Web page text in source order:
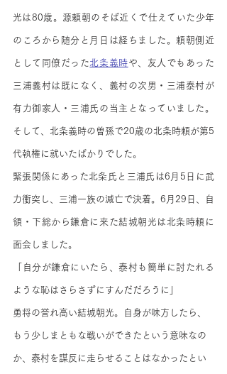
光は80歳。源頼朝のそば近くで仕えていた少年
のころから随分と月日は経ちました。頼朝側近
として同僚だった北条義時や、友人でもあった
三浦義村は既になく、義村の次男・三浦泰村が
有力御家人・三浦氏の当主となっていました。
そして、北条義時の曽孫で20歳の北条時頼が第5
代執権に就いたばかりでした。
緊張関係にあった北条氏と三浦氏は6月5日に武
力衝突し、三浦一族の滅亡で決着。6月29日、自
領・下総から鎌倉に来た結城朝光は北条時頼に
面会しました。
「自分が鎌倉にいたら、泰村も簡単に討たれる
ような恥はさらさずにすんだだろうに」
勇将の誉れ高い結城朝光。自身が味方したら、
もう少しまともな戦いができたという意味なの
か、泰村を謀反に走らせることはなかったとい